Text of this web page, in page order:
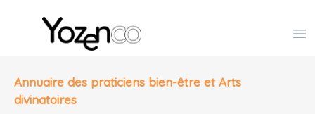
Yozenco - Organisateur de Salons, Evénements et
Annuaire des praticiens bien-être et Arts
divinatoires